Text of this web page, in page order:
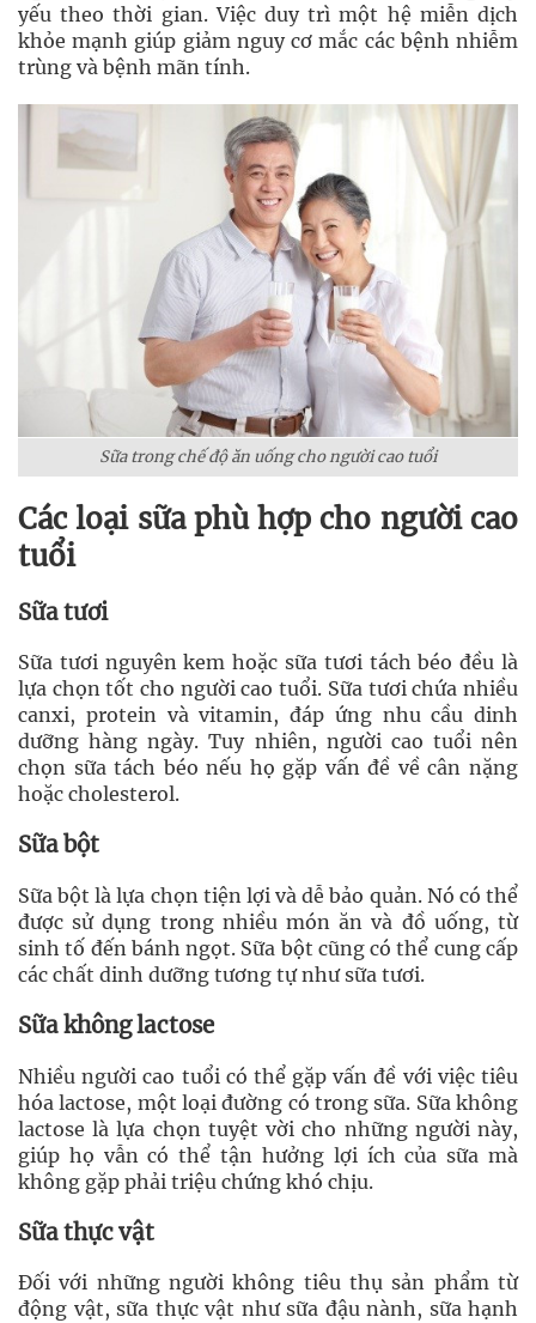
yếu theo thời gian. Việc duy trì một hệ miễn dịch
khỏe mạnh giúp giảm nguy cơ mắc các bệnh nhiễm
trùng và bệnh mãn tính.
Sữa trong chế độ ăn uống cho người cao tuổi
Các loại sữa phù hợp cho người cao
tuổi
Sữa tươi
Sữa tươi nguyên kem hoặc sữa tươi tách béo đều là
lựa chọn tốt cho người cao tuổi. Sữa tươi chứa nhiều
canxi, protein và vitamin, đáp ứng nhu cầu dinh
dưỡng hàng ngày. Tuy nhiên, người cao tuổi nên
chọn sữa tách béo nếu họ gặp vấn đề về cân nặng
hoặc cholesterol.
Sữa bột
Sữa bột là lựa chọn tiện lợi và dễ bảo quản. Nó có thể
được sử dụng trong nhiều món ăn và đồ uống, từ
sinh tố đến bánh ngọt. Sữa bột cũng có thể cung cấp
các chất dinh dưỡng tương tự như sữa tươi.
Sữa không lactose
Nhiều người cao tuổi có thể gặp vấn đề với việc tiêu
hóa lactose, một loại đường có trong sữa. Sữa không
lactose là lựa chọn tuyệt vời cho những người này,
giúp họ vẫn có thể tận hưởng lợi ích của sữa mà
không gặp phải triệu chứng khó chịu.
Sữa thực vật
Đối với những người không tiêu thụ sản phẩm từ
động vật, sữa thực vật như sữa đậu nành, sữa hạnh